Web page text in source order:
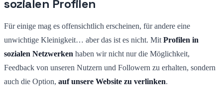
sozialen Profilen
Für einige mag es offensichtlich erscheinen, für andere eine
unwichtige Kleinigkeit… aber das ist es nicht. Mit Profilen in
sozialen Netzwerken haben wir nicht nur die Möglichkeit,
Feedback von unseren Nutzern und Followern zu erhalten, sondern
auch die Option, auf unsere Website zu verlinken.